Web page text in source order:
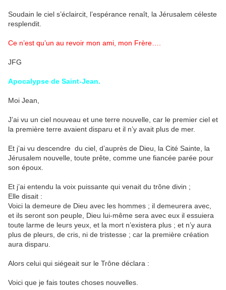
Soudain le ciel s’éclaircit, l’espérance renaît, la Jérusalem céleste
resplendit.
Ce n’est qu’un au revoir mon ami, mon Frère….
JFG
Apocalypse de Saint-Jean.
Moi Jean,
J’ai vu un ciel nouveau et une terre nouvelle, car le premier ciel et
la première terre avaient disparu et il n’y avait plus de mer.
Et j’ai vu descendre du ciel, d’auprès de Dieu, la Cité Sainte, la
Jérusalem nouvelle, toute prête, comme une fiancée parée pour
son époux.
Et j’ai entendu la voix puissante qui venait du trône divin ;
Elle disait :
Voici la demeure de Dieu avec les hommes ; il demeurera avec,
et ils seront son peuple, Dieu lui-même sera avec eux il essuiera
toute larme de leurs yeux, et la mort n’existera plus ; et n’y aura
plus de pleurs, de cris, ni de tristesse ; car la première création
aura disparu.
Alors celui qui siégeait sur le Trône déclara :
Voici que je fais toutes choses nouvelles.